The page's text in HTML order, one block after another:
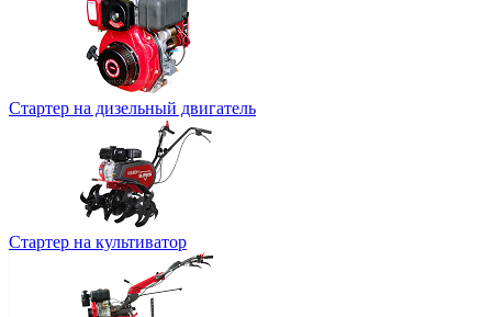
Стартер на дизельный двигатель
Стартер на культиватор